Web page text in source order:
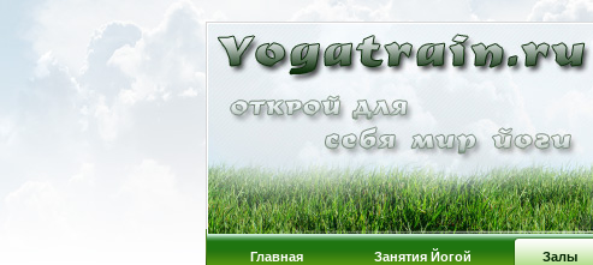
Главная Занятия Йогой Залы